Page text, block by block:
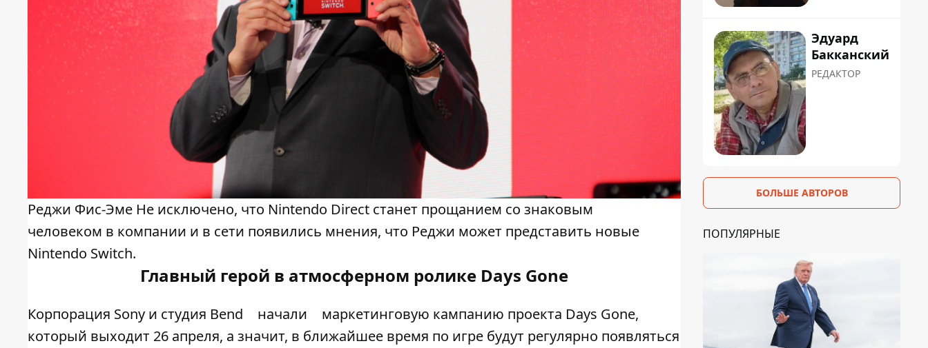
Реджи Фис-Эме Не исключено, что Nintendo Direct станет прощанием со знаковым
человеком в компании и в сети появились мнения, что Реджи может представить новые
Nintendo Switch.
Главный герой в атмосферном ролике Days Gone
Корпорация Sony и студия Bend начали
маркетинговую кампанию проекта Days Gone,
который выходит 26 апреля, а значит, в ближайшее время по игре будут регулярно появляться
Эдуард
Бакканский
РЕДАКТОР
БОЛЬШЕ АВТОРОВ
ПОПУЛЯРНЫЕ